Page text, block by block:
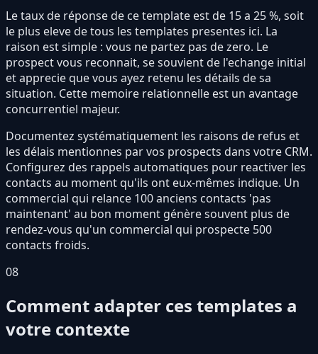
Le taux de réponse de ce template est de 15 a 25 %, soit
le plus eleve de tous les templates presentes ici. La
raison est simple : vous ne partez pas de zero. Le
prospect vous reconnait, se souvient de l'echange initial
et apprecie que vous ayez retenu les détails de sa
situation. Cette memoire relationnelle est un avantage
concurrentiel majeur.
Documentez systématiquement les raisons de refus et
les délais mentionnes par vos prospects dans votre CRM.
Configurez des rappels automatiques pour reactiver les
contacts au moment qu'ils ont eux-mêmes indique. Un
commercial qui relance 100 anciens contacts 'pas
maintenant' au bon moment génère souvent plus de
rendez-vous qu'un commercial qui prospecte 500
contacts froids.
08
Comment adapter ces templates a
votre contexte